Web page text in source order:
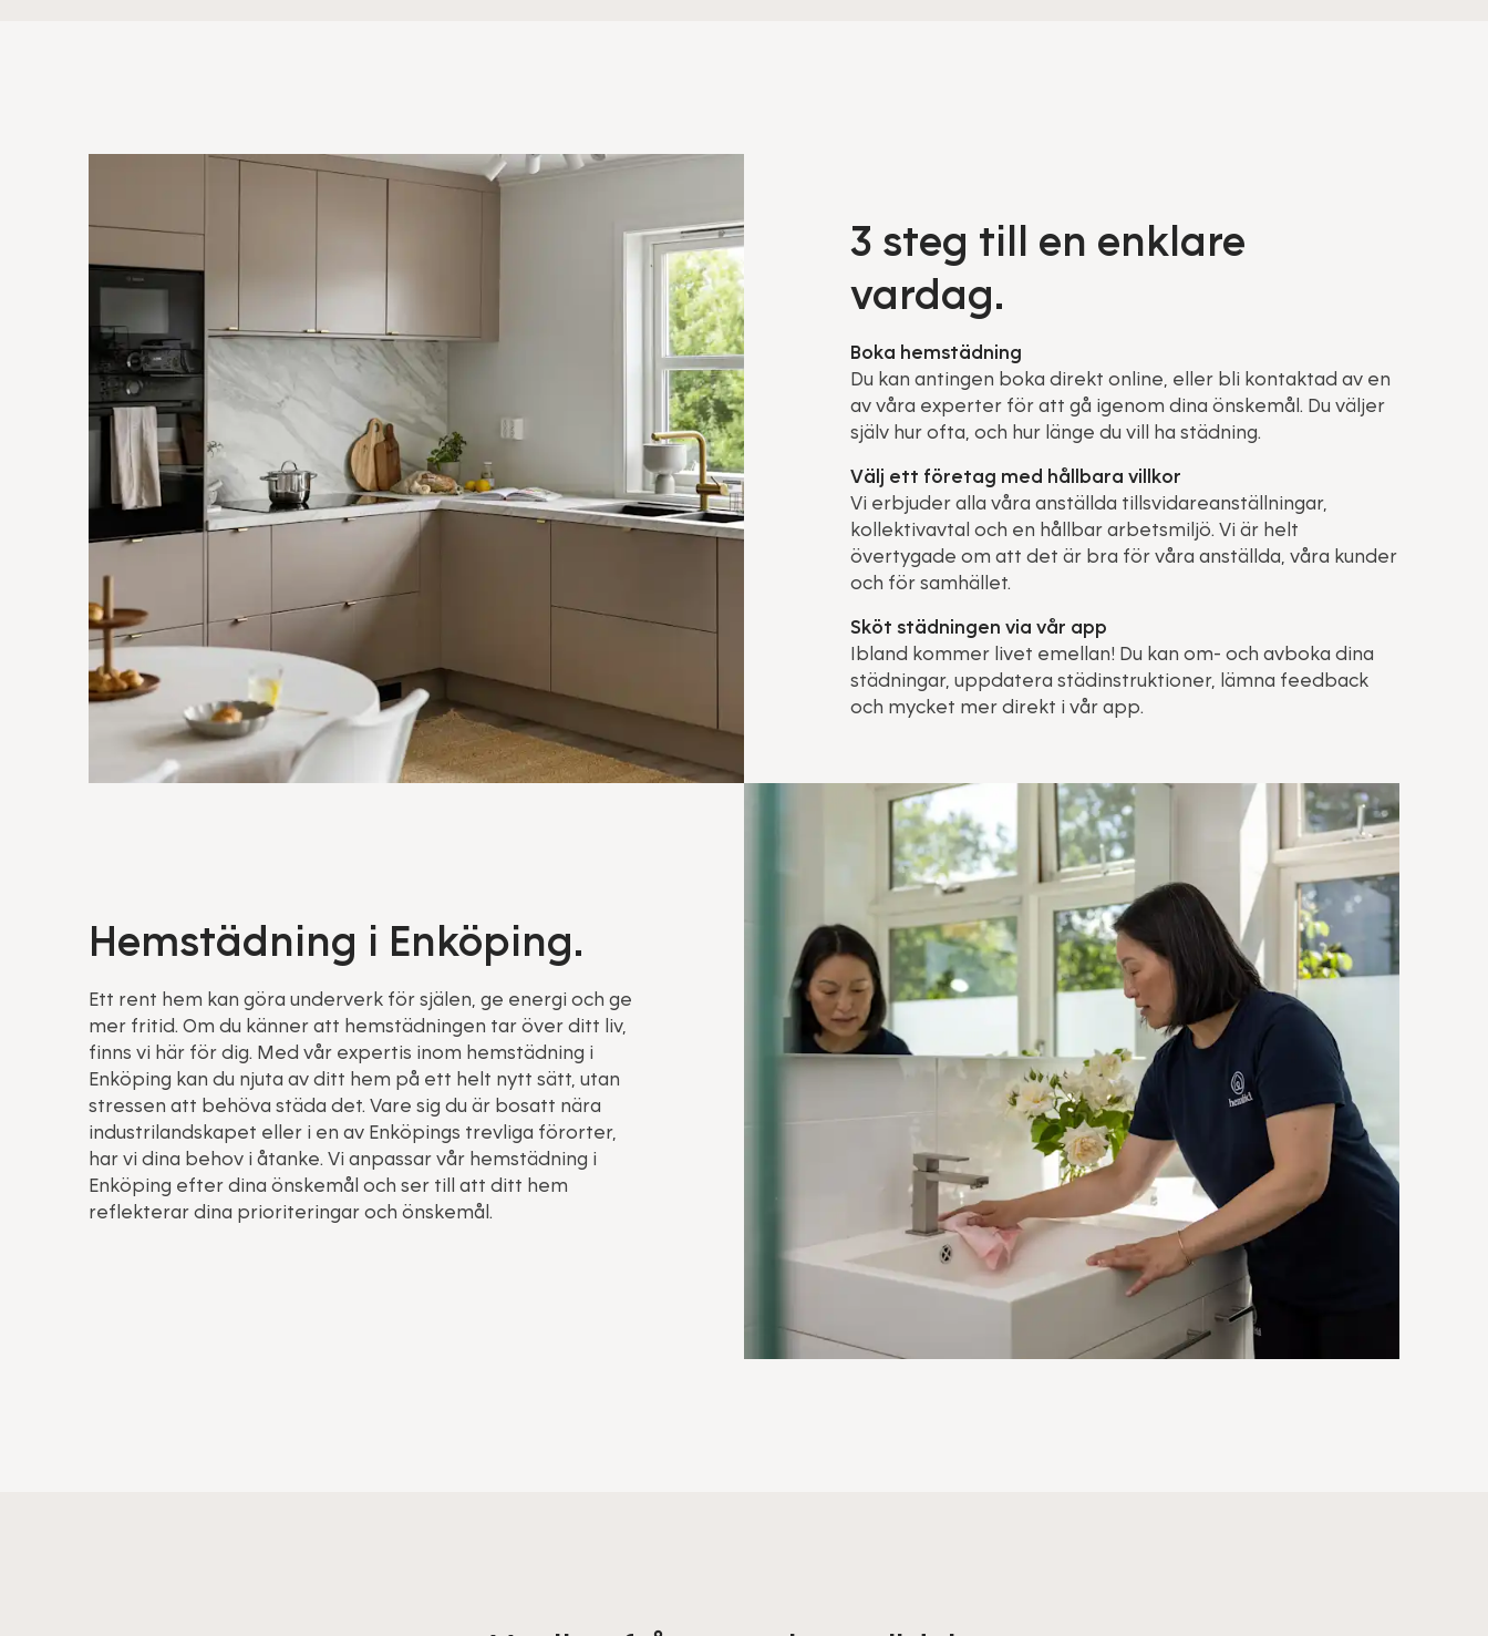
3 steg till en enklare
vardag.
Boka hemstädning
Du kan antingen boka direkt online, eller bli kontaktad av en
av våra experter för att gå igenom dina önskemål. Du väljer
själv hur ofta, och hur länge du vill ha städning.
Välj ett företag med hållbara villkor
Vi erbjuder alla våra anställda tillsvidareanställningar,
kollektivavtal och en hållbar arbetsmiljö. Vi är helt
övertygade om att det är bra för våra anställda, våra kunder
och för samhället.
Sköt städningen via vår app
Ibland kommer livet emellan! Du kan om- och avboka dina
städningar, uppdatera städinstruktioner, lämna feedback
och mycket mer direkt i vår app.
Hemstädning i Enköping.
Ett rent hem kan göra underverk för själen, ge energi och ge
mer fritid. Om du känner att hemstädningen tar över ditt liv,
finns vi här för dig. Med vår expertis inom hemstädning i
Enköping kan du njuta av ditt hem på ett helt nytt sätt, utan
stressen att behöva städa det. Vare sig du är bosatt nära
industrilandskapet eller i en av Enköpings trevliga förorter,
har vi dina behov i åtanke. Vi anpassar vår hemstädning i
Enköping efter dina önskemål och ser till att ditt hem
reflekterar dina prioriteringar och önskemål.